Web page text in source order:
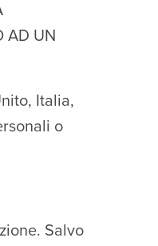
AD UN
Italia,
o
Salvo